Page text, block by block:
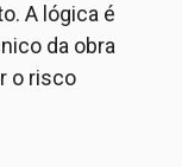
A lógica é
da obra
o risco